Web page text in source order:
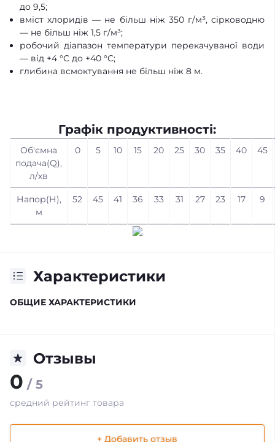
до 9,5;
вміст хлоридів — не більш ніж 350 г/м³, сірководню
— не більш ніж 1,5 г/м³;
робочий діапазон температури перекачуваної води
— від +4 °С до +40 °С;
глибина всмоктування не більш ніж 8 м.
Графік продуктивності:
Об'ємна
подача(Q),
л/хв
0 5 10 15 20 25 30 35 40 45
Напор(Н),
м
52 45 41 36 33 31 27 23 17 9
Характеристики
ОБЩИЕ ХАРАКТЕРИСТИКИ
Отзывы
0 / 5
средний рейтинг товара
+ Добавить отзыв